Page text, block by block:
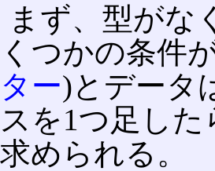
まず、型がな
くつかの条件
ター)とデータ
スを1つ足し
求められる。